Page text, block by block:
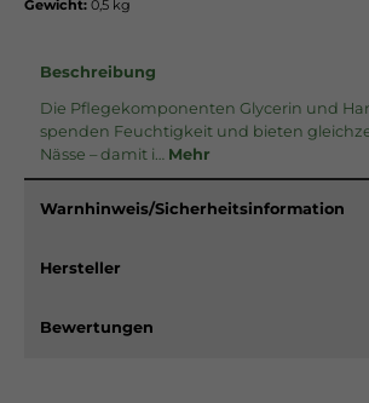
Gewicht: 0,5 kg
Beschreibung
Die Pflegekomponenten Glycerin und
spenden Feuchtigkeit und bieten
Nässe – damit i… Mehr
Warnhinweis/Sicherheitsinformation
Hersteller
Bewertungen